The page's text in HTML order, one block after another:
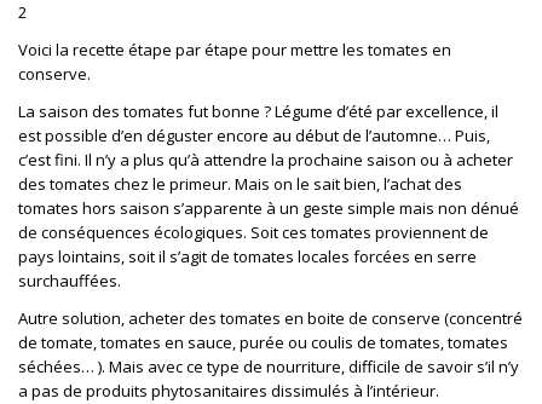
2
Voici la recette étape par étape pour mettre les tomates en
conserve.
La saison des tomates fut bonne ? Légume d’été par excellence, il
est possible d’en déguster encore au début de l’automne… Puis,
c’est fini. Il n’y a plus qu’à attendre la prochaine saison ou à acheter
des tomates chez le primeur. Mais on le sait bien, l’achat des
tomates hors saison s’apparente à un geste simple mais non dénué
de conséquences écologiques. Soit ces tomates proviennent de
pays lointains, soit il s’agit de tomates locales forcées en serre
surchauffées.
Autre solution, acheter des tomates en boite de conserve (concentré
de tomate, tomates en sauce, purée ou coulis de tomates, tomates
séchées… ). Mais avec ce type de nourriture, difficile de savoir s’il n’y
a pas de produits phytosanitaires dissimulés à l’intérieur.